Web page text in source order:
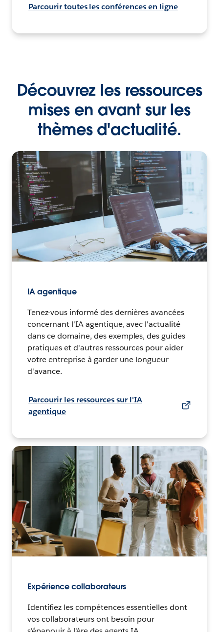
Parcourir toutes les conférences en ligne
Découvrez les ressources
mises en avant sur les
thèmes d'actualité.
IA agentique
Tenez-vous informé des dernières avancées
concernant l'IA agentique, avec l'actualité
dans ce domaine, des exemples, des guides
pratiques et d'autres ressources pour aider
votre entreprise à garder une longueur
d'avance.
Parcourir les ressources sur l'IA
agentique
Expérience collaborateurs
Identifiez les compétences essentielles dont
vos collaborateurs ont besoin pour